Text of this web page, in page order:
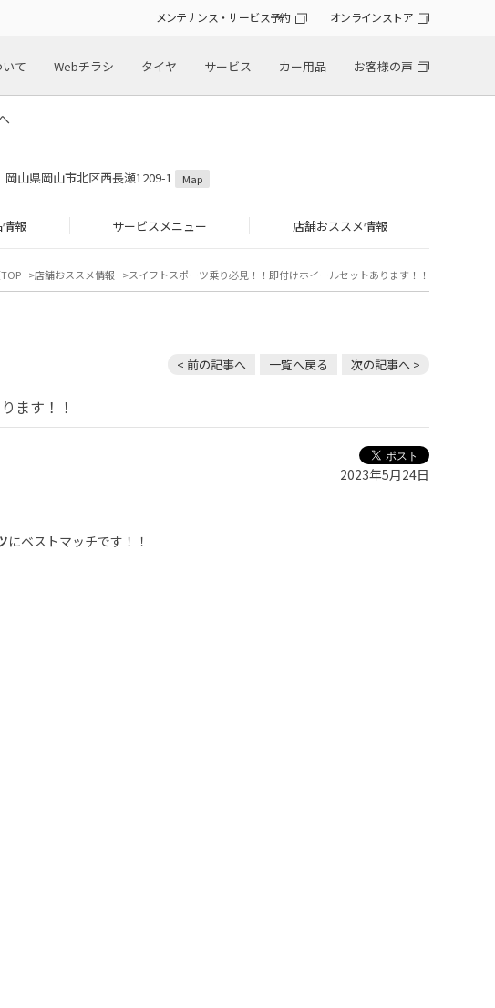
メンテナンス・サービス予約 オンラインストア
て Webチラシ タイヤ サービス カー用品 お客様の声
山県岡山市北区西長瀬1209-1 Map
情報 サービスメニュー 店舗おススメ情報
店舗おススメ情報 スイフトスポーツ乗り必見！！即付けホイールセットあります！！
< 前の記事へ 一覧へ戻る 次の記事へ >
ます！！
2023年5月24日
にベストマッチです！！